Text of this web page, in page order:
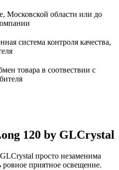
Московской области или до
система контроля качества,
товара в соотвествии с
120 by GLCrystal
просто незаменима
ровное приятное освещение.